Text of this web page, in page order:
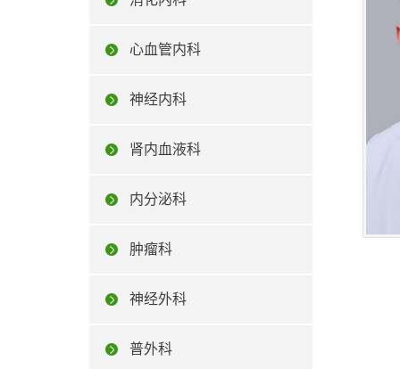
心血管内科
神经内科
肾内血液科
内分泌科
肿瘤科
神经外科
普外科